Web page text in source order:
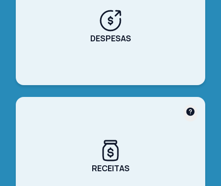
DESPESAS
RECEITAS